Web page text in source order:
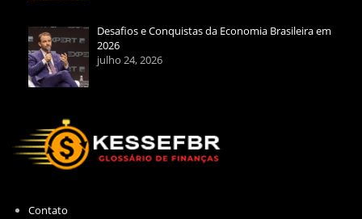
Desafios e Conquistas da Economia Brasileira em
2026
julho 24, 2026
Contato